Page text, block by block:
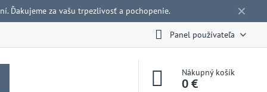
✕
Ďakujeme za vašu trpezlivosť a pochopenie.
Panel používateľa
Nákupný košík
0 €